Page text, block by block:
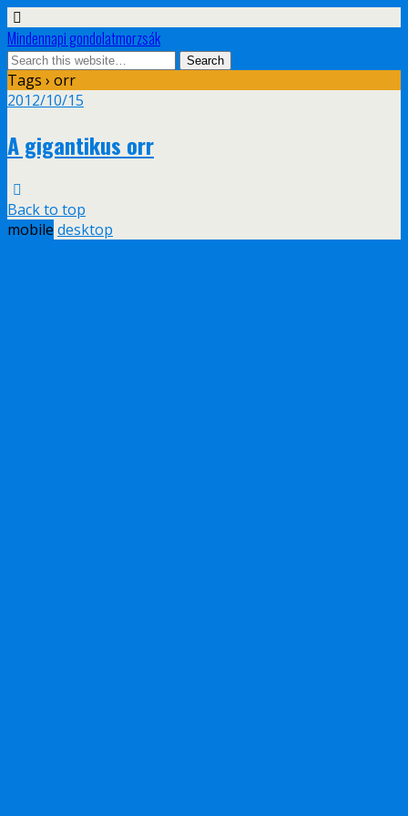
Mindennapi gondolatmorzsák
Tags › orr
2012/10/15
A gigantikus orr
Back to top
mobile desktop